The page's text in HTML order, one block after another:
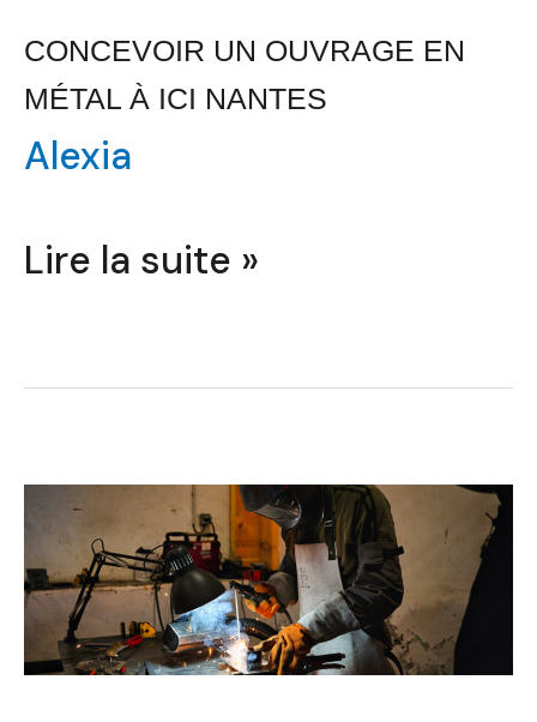
CONCEVOIR UN OUVRAGE EN
MÉTAL À ICI NANTES
Alexia
ICI
Nantes
Lire la suite »
Concevoir
un
Ouvrage
en
Métal